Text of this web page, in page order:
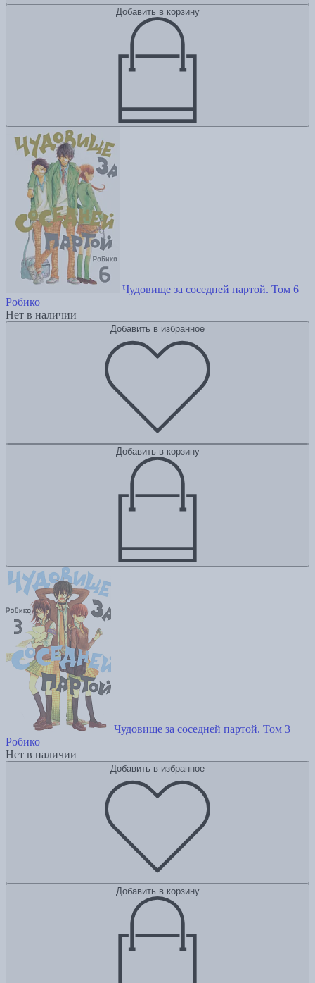
Добавить в корзину
Чудовище за соседней партой. Том 6
Робико
Нет в наличии
Добавить в избранное
Добавить в корзину
Чудовище за соседней партой. Том 3
Робико
Нет в наличии
Добавить в избранное
Добавить в корзину